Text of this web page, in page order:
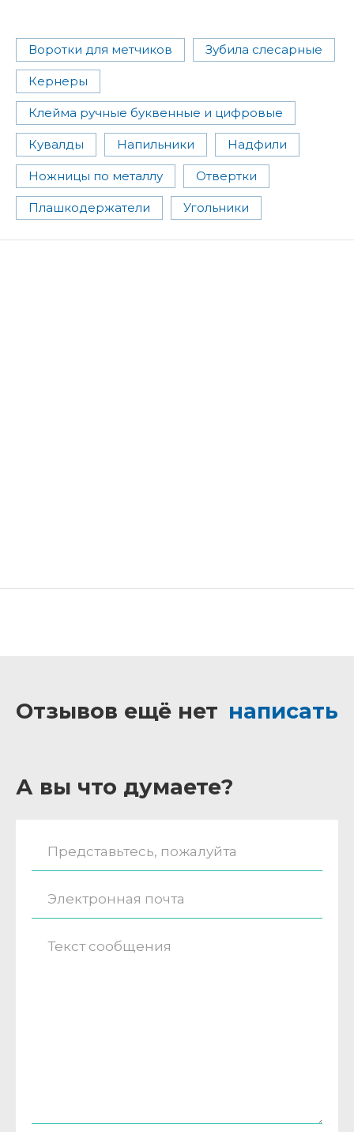
Воротки для метчиков Зубила слесарные
Кернеры
Клейма ручные буквенные и цифровые
Кувалды Напильники Надфили
Ножницы по металлу Отвертки
Плашкодержатели Угольники
Отзывов ещё нет написать
А вы что думаете?